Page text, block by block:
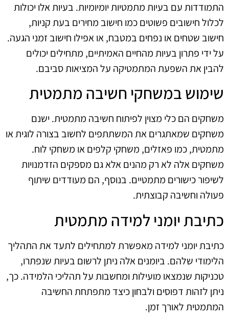
התמודדות עם בעיות מתמטיות יומיומיות. בעיות אלו יכולות
לכלול חישובים פשוטים כמו חישוב מחירים בעת קניות,
חישוב שטחים או נפחים במטבח, או אפילו חישוב זמני הגעה.
על ידי פתרון בעיות מהחיים האמיתיים, מתחילים יכולים
להבין את השפעת המתמטיקה על המציאות סביבם.
שימוש במשחקי חשיבה מתמטית
משחקים הם כלי מצוין לפיתוח חשיבה מתמטית. ישנם
משחקים שמאתגרים את המשתתפים לחשוב בצורה לוגית או
מתמטית, כמו פאזלים, משחקי קלפים או משחקי לוח.
משחקים אלה לא רק מהנים אלא גם מספקים הזדמנויות
לשיפור כישורים מתמטיים. בנוסף, הם מעודדים שיתוף
פעולה וחשיבה קבוצתית.
כתיבת יומני למידה מתמטית
כתיבת יומני למידה מאפשרת למתחילים לתעד את התהליך
הלימודי שלהם. ביומנים אלה ניתן לרשום בעיות שנפתרו,
טכניקות שנמצאו מועילות ומחשבות על תהליכי הלמידה. כך,
ניתן לזהות דפוסים ולבחון כיצד מתפתחת החשיבה
המתמטית לאורך זמן.